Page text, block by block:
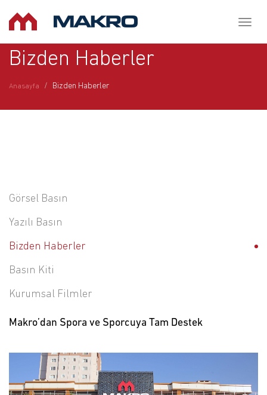
Bizden Haberler
Anasayfa Bizden Haberler
Görsel Basın
Yazılı Basın
Bizden Haberler
Basın Kiti
Kurumsal Filmler
Makro’dan Spora ve Sporcuya Tam Destek